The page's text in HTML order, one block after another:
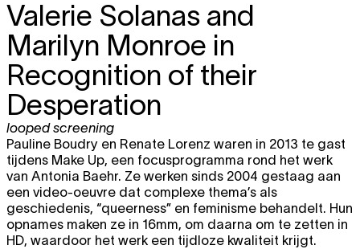
Valerie Solanas and
Marilyn Monroe in
Recognition of their
Desperation
looped screening
Pauline Boudry en Renate Lorenz waren in 2013 te gast
tijdens Make Up, een focusprogramma rond het werk
van Antonia Baehr. Ze werken sinds 2004 gestaag aan
een video-oeuvre dat complexe thema’s als
geschiedenis, “queerness” en feminisme behandelt. Hun
opnames maken ze in 16mm, om daarna om te zetten in
HD, waardoor het werk een tijdloze kwaliteit krijgt.